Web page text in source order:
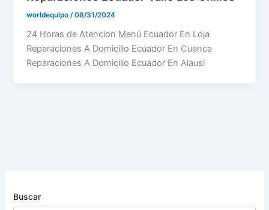
Buscar
worldequipo /08/31/2024
24 Horas de Atencion Menú Ecuador En Loja
Reparaciones A Domicilio Ecuador En Cuenca
Reparaciones A Domicilio Ecuador En Alausi